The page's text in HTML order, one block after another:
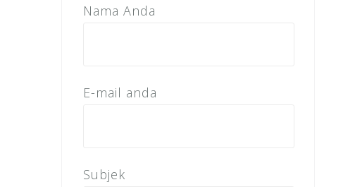
Nama Anda
E-mail anda
Subjek